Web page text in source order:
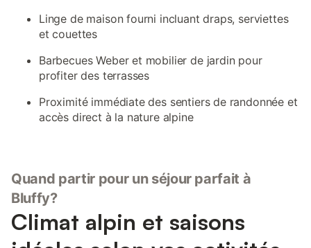
Linge de maison fourni incluant draps, serviettes
et couettes
Barbecues Weber et mobilier de jardin pour
profiter des terrasses
Proximité immédiate des sentiers de randonnée et
accès direct à la nature alpine
Quand partir pour un séjour parfait à
Bluffy?
Climat alpin et saisons